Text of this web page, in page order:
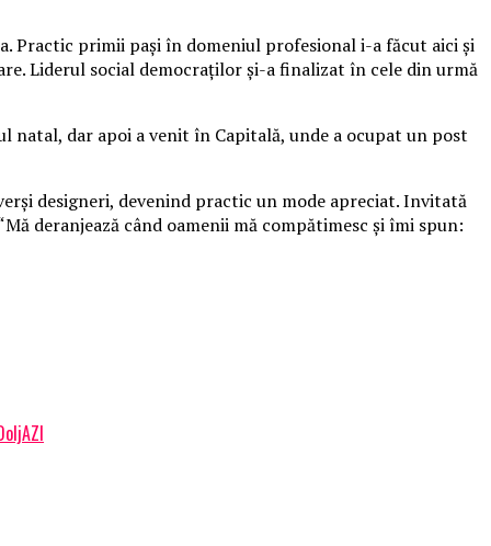
Practic primii paşi în domeniul profesional i-a făcut aici şi
Liderul social democraţilor şi-a finalizat în cele din urmă
natal, dar apoi a venit în Capitală, unde a ocupat un post
designeri, devenind practic un mode apreciat. Invitată
deranjează când oamenii mă compătimesc şi îmi spun: